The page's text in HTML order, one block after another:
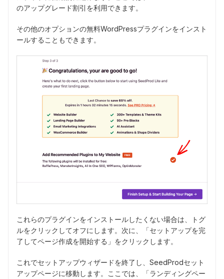
のアップグレード割引を利用できます。
その他のオプションの無料WordPressプラグインをインスト
ールすることもできます。
これらのプラグインをインストールしたくない場合は、トグ
ルをクリックしてオフにします。次に、「セットアップを完
了してページ作成を開始する」をクリックします。
これでセットアップウィザードを終了し、SeedProdセット
アップページに移動します。ここでは、「ランディングペー